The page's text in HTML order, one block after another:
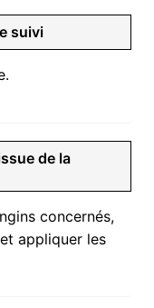
suivi
de la
concernés,
appliquer les